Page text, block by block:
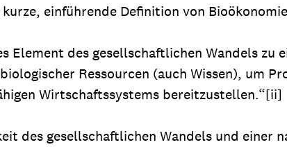
einführende Definition von
des gesellschaftlichen Wandels zu
Ressourcen (auch Wissen), um
Wirtschaftssystems bereitzustellen.“[ii]
des gesellschaftlichen Wandels und einer